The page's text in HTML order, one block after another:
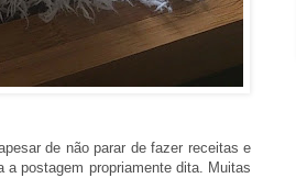
de não parar de fazer receitas e
postagem propriamente dita. Muitas